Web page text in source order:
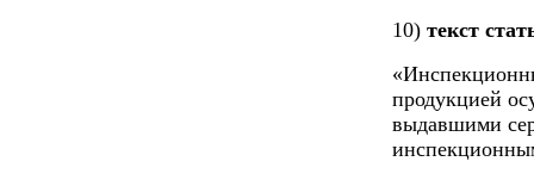
10) текст
продукцией
выдавшими